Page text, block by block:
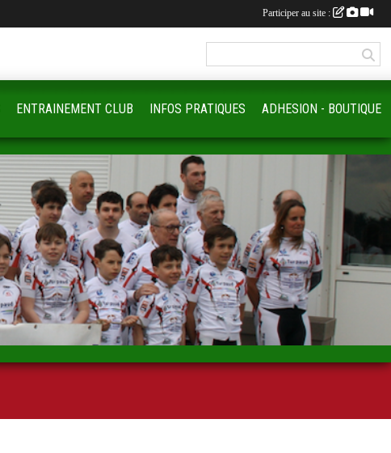
ENTRAINEMENT CLUB INFOS PRATIQUES ADHESION - BOUTIQUE
Participer au site :